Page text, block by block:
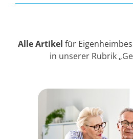
Alle Artikel für
in unserer Rubrik